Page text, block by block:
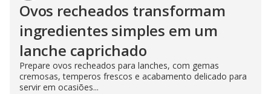
Ovos recheados transformam
ingredientes simples em um
lanche caprichado
Prepare ovos recheados para lanches, com gemas
cremosas, temperos frescos e acabamento delicado para
servir em ocasiões...